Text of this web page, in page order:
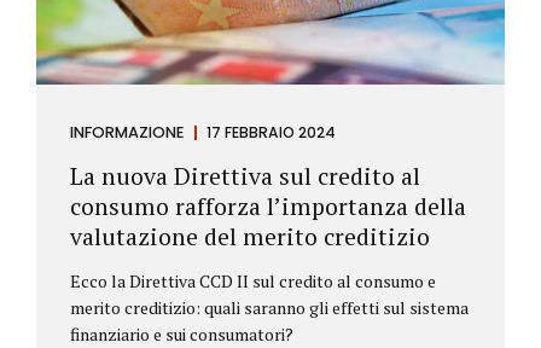
INFORMAZIONE 17 FEBBRAIO 2024
La nuova Direttiva sul credito al
consumo rafforza l’importanza della
valutazione del merito creditizio
Ecco la Direttiva CCD II sul credito al consumo e
merito creditizio: quali saranno gli effetti sul sistema
finanziario e sui consumatori?